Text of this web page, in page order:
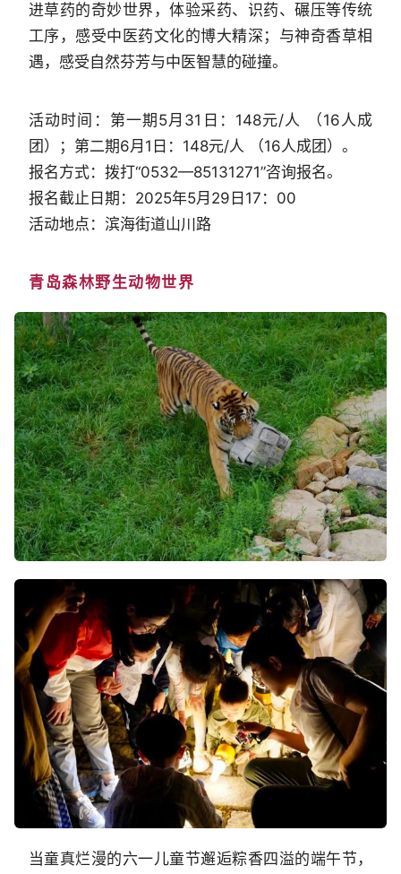
进草药的奇妙世界，体验采药、识药、碾压等传统
工序，感受中医药文化的博大精深；与神奇香草相
遇，感受自然芬芳与中医智慧的碰撞。
活动时间：第一期5月31日：148元/人 （16人成
团）；第二期6月1日：148元/人 （16人成团）。
报名方式：拨打“0532—85131271”咨询报名。
报名截止日期：2025年5月29日17：00
活动地点：滨海街道山川路
青岛森林野生动物世界
当童真烂漫的六一儿童节邂逅粽香四溢的端午节，